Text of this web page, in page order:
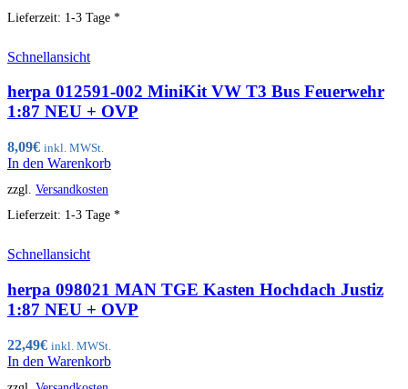
Lieferzeit: 1-3 Tage *
Schnellansicht
herpa 012591-002 MiniKit VW T3 Bus Feuerwehr
1:87 NEU + OVP
8,09€ inkl. MWSt.
In den Warenkorb
zzgl. Versandkosten
Lieferzeit: 1-3 Tage *
Schnellansicht
herpa 098021 MAN TGE Kasten Hochdach Justiz
1:87 NEU + OVP
22,49€ inkl. MWSt.
In den Warenkorb